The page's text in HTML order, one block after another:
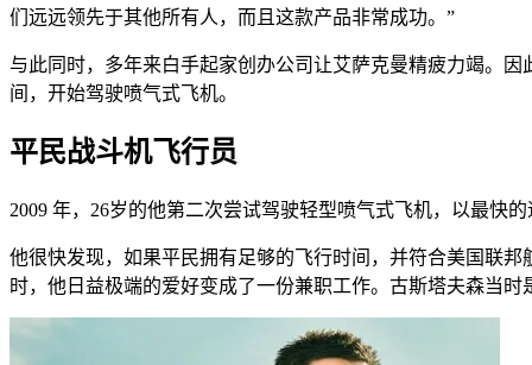
们远远领先于其他所有人，而且这款产品非常成功。”
与此同时，多年来白手起家创办公司让艾萨克曼精疲力竭。
间，开始驾驶喷气式飞机。
平民战斗机飞行员
2009 年，26岁的他第二次尝试驾驶轻型喷气式飞机，以最快
他很快发现，如果平民拥有足够的飞行时间，并符合美国联
时，他日益极端的爱好变成了一份兼职工作。古斯塔夫森当